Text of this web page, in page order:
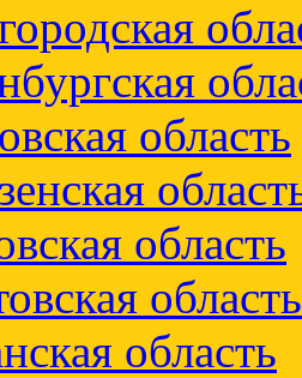
область
область
область
область